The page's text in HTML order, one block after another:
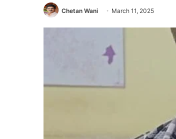
Chetan Wani March 11, 2025